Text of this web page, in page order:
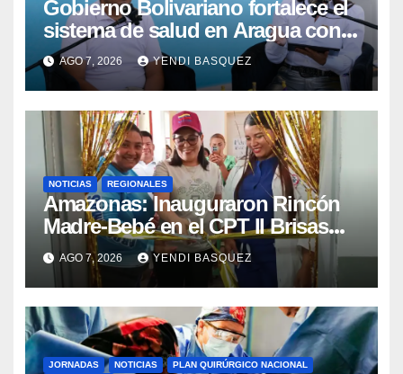
Gobierno Bolivariano fortalece el
sistema de salud en Aragua con
la reinauguración del CDI La Mora
AGO 7, 2026 YENDI BASQUEZ
NOTICIAS REGIONALES
​Amazonas: Inauguraron Rincón
Madre-Bebé en el CPT II Brisas
del Aeropuerto ​Inauguraron
Rincón
AGO 7, 2026 YENDI BASQUEZ
JORNADAS NOTICIAS
PLAN QUIRÚRGICO NACIONAL